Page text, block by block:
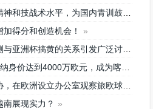
和技战术水平，为国内青训鼓舞
得分和创造机会！
亚洲杯搞黄的关系引发广泛讨论
到4000万欧元，成为喀麦隆最贵门将
洲设立办公室观察旅欧球员的身体情况
南展现实力？